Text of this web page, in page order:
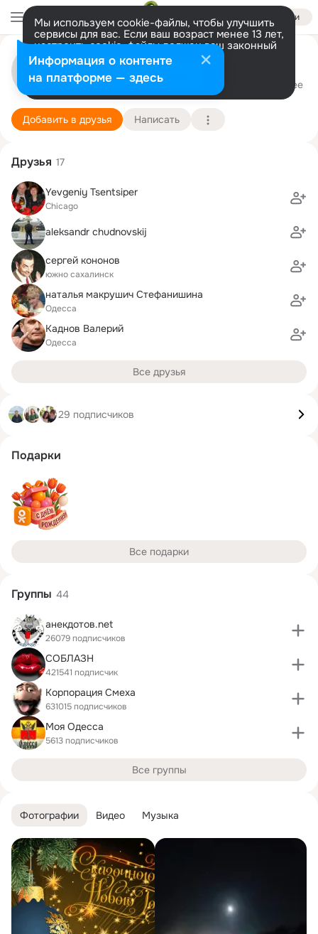
Войти
Мы используем cookie-файлы, чтобы улучшить
сервисы для вас. Если ваш возраст менее 13 лет,
настроить cookie-файлы должен ваш законный
представитель. Больше информации
Разрешить все Настроить
Flora Top (Reznik)
Chicago 7 марта 46 школа Подробнее
Добавить в друзья Написать
Фотографии Видео Музыка
Друзья 17
Yevgeniy Tsentsiper
Chicago
aleksandr chudnovskij
сергей кононов
южно сахалинск
наталья макрушич Стефанишина
Одесса
Каднов Валерий
Одесса
Все друзья
29 подписчиков
Подарки
Все подарки
Группы 44
анекдотов.net
26079 подписчиков
СОБЛАЗН
421541 подписчик
Корпорация Смеха
631015 подписчиков
Моя Одесса
5613 подписчиков
Все группы
Информация о контенте
на платформе — здесь